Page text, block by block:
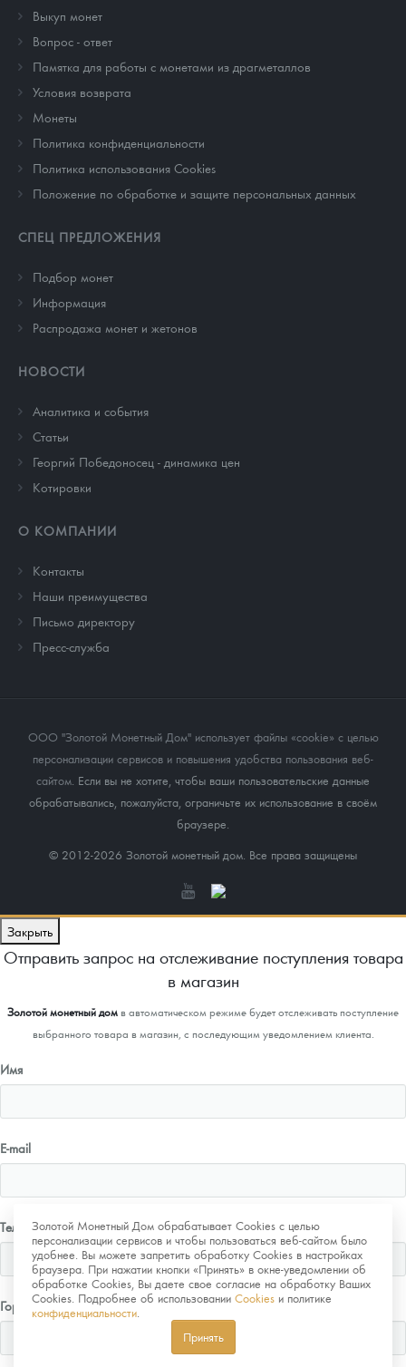
Выкуп монет
Вопрос - ответ
Памятка для работы с монетами из драгметаллов
Условия возврата
Монеты
Политика конфиденциальности
Политика использования Cookies
Положение по обработке и защите персональных данных
СПЕЦ ПРЕДЛОЖЕНИЯ
Подбор монет
Информация
Распродажа монет и жетонов
НОВОСТИ
Аналитика и события
Cтатьи
Георгий Победоносец - динамика цен
Котировки
О КОМПАНИИ
Контакты
Наши преимущества
Письмо директору
Пресс-служба
ООО "Золотой Монетный Дом" использует файлы «cookie» с целью
персонализации сервисов и повышения удобства пользования веб-
сайтом . Если вы не хотите, чтобы ваши пользовательские данные
обрабатывались, пожалуйста, ограничьте их использование в своём
браузере.
© 2012-2026 Золотой монетный дом. Все права защищены
Золотой Монетный Дом обрабатывает Cookies с целью
персонализации сервисов и чтобы пользоваться веб-сайтом было
удобнее. Вы можете запретить обработку Cookies в настройках
браузера. При нажатии кнопки «Принять» в окне-уведомлении об
обработке Cookies, Вы даете свое согласие на обработку Ваших
Cookies. Подробнее об использовании Cookies и политике
конфиденциальности
Принять
Закрыть
Отправить запрос на отслеживание поступления товара
в магазин
Золотой монетный домв автоматическом режиме будет отслеживать поступление
выбранного товара в магазин, с последующим уведомлением клиента.
Имя
E-mail
Телефон
Город